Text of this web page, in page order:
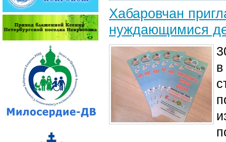
Хабаровчан
нуждающимися